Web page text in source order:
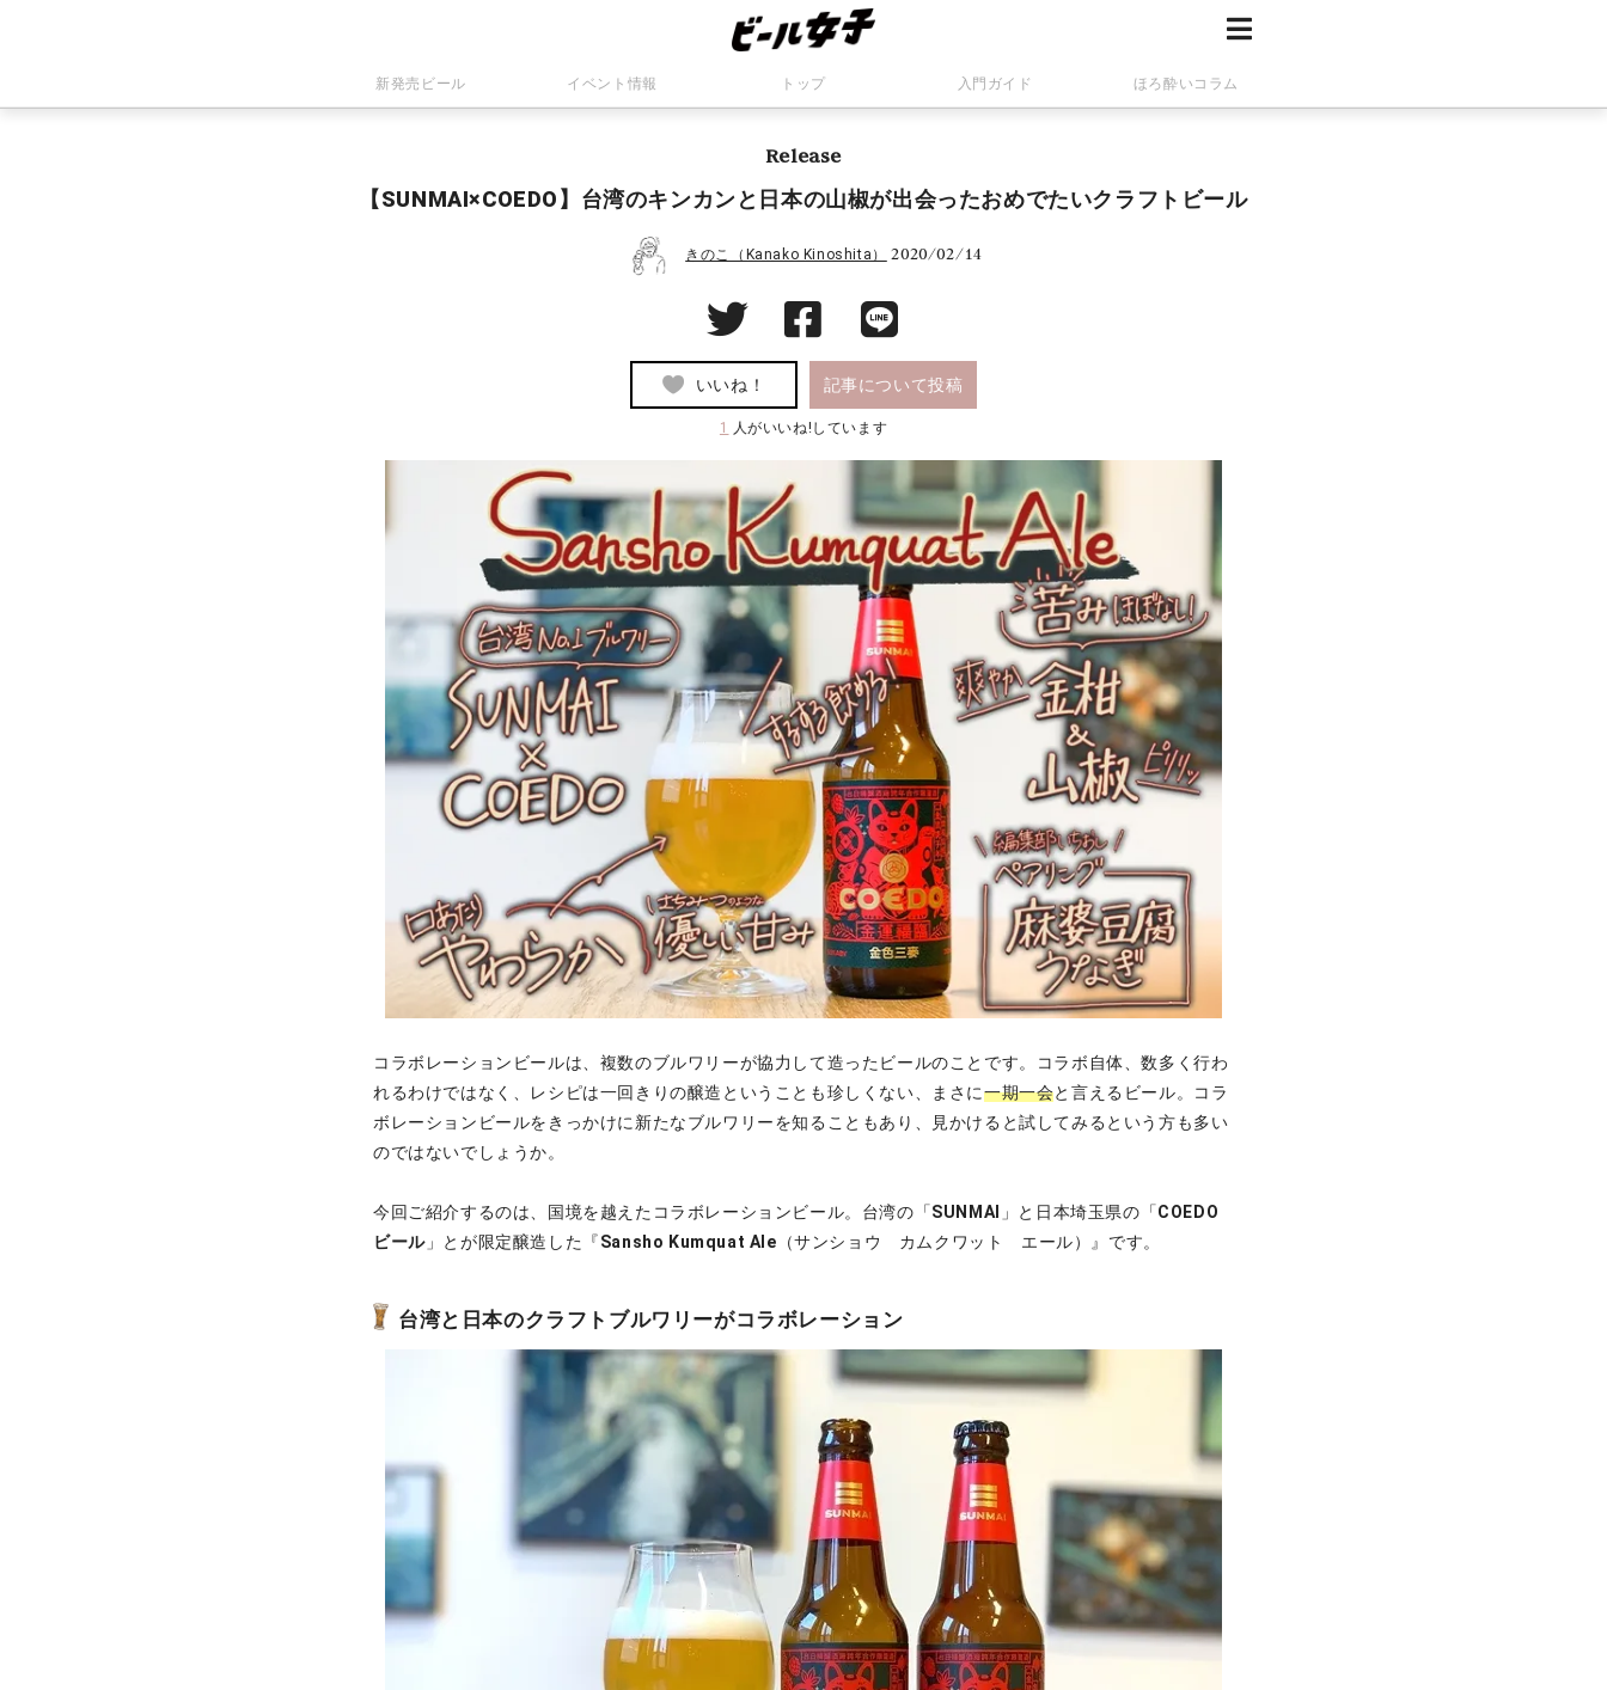
新発売ビール イベント情報 トップ 入門ガイド ほろ酔いコラム
Release
【SUNMAI×COEDO】台湾のキンカンと日本の山椒が出会ったおめでたいクラフトビール
きのこ（Kanako Kinoshita） 2020/02/14
いいね！ 記事について投稿
1 人がいいね!しています
コラボレーションビールは、複数のブルワリーが協力して造ったビールのことです。コラボ自体、数多く行わ
れるわけではなく、レシピは一回きりの醸造ということも珍しくない、まさに一期一会と言えるビール。コラ
ボレーションビールをきっかけに新たなブルワリーを知ることもあり、見かけると試してみるという方も多い
のではないでしょうか。
今回ご紹介するのは、国境を越えたコラボレーションビール。台湾の「SUNMAI 」と日本埼玉県の「COEDO
ビール」とが限定醸造した『Sansho Kumquat Ale （サンショウ カムクワット エール）』です。
台湾と日本のクラフトブルワリーがコラボレーション